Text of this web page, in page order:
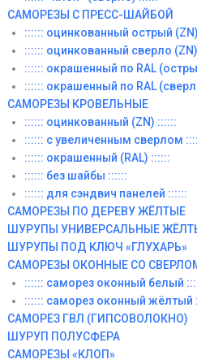
САМОРЕЗЫ С ПРЕСС-ШАЙБОЙ
:::::: оцинкованный острый
:::::: оцинкованный сверло
:::::: окрашенный по RAL
:::::: окрашенный по RAL
САМОРЕЗЫ КРОВЕЛЬНЫЕ
:::::: оцинкованный (ZN) ::::::
:::::: с увеличенным сверлом
:::::: окрашенный (RAL) ::::::
:::::: без шайбы ::::::
:::::: для сэндвич панелей ::::::
САМОРЕЗЫ ПО ДЕРЕВУ ЖЁЛТЫЕ
ШУРУПЫ УНИВЕРСАЛЬНЫЕ
ШУРУПЫ ПОД КЛЮЧ «ГЛУХАРЬ»
САМОРЕЗЫ ОКОННЫЕ СО
:::::: саморез оконный белый
:::::: саморез оконный жёлтый
САМОРЕЗ ГВЛ (ГИПСОВОЛОКНО)
ШУРУП ПОЛУСФЕРА
САМОРЕЗЫ «КЛОП»